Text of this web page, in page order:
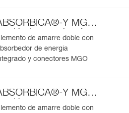
Y MGO
internacional
de amarre doble con
de energía
y conectores MGO
Y MGO
europea
de amarre doble con